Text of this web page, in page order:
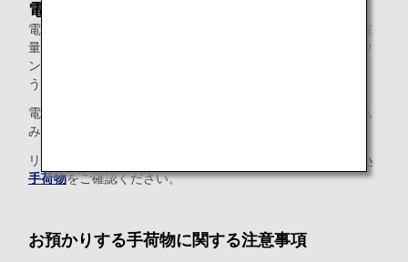
電動車いす
電動車いすをご利用のお客様は、ご予約の際に、サイズ・重
量・バッテリーの種類をお知らせください。また、空港カウ
ンターには出発時刻の120分前までにお越しくださいますよ
うお願いいたします。
電動車いす用リチウムイオンバッテリーのお預かり・持ち込
みは、法令による制限があります。
リチウムイオンバッテリーについては、
お取り扱いできない
手荷物をご確認ください。
お預かりする手荷物に関する注意事項